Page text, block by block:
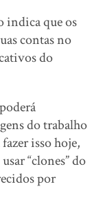
indica que os
contas no
do
do trabalho
isso hoje,
“clones” do
por